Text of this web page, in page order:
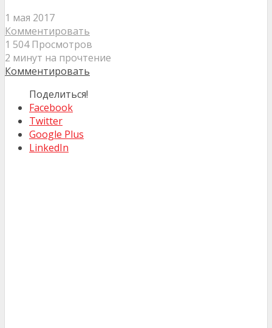
1 мая 2017
Комментировать
1 504 Просмотров
2 минут на прочтение
Комментировать
Поделиться!
Facebook
Twitter
Google Plus
LinkedIn